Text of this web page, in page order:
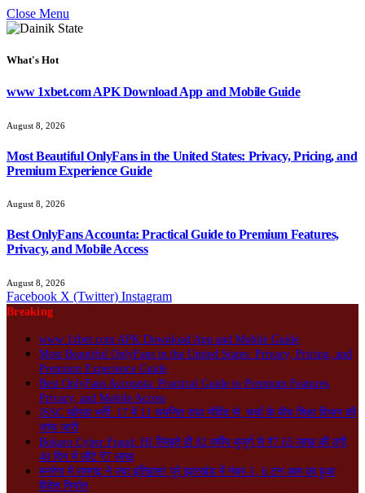
Close Menu
What's Hot
www 1xbet.com APK Download App and Mobile Guide
August 8, 2026
Most Beautiful OnlyFans in the United States: Privacy, Pricing, and
Premium Experience Guide
August 8, 2026
Best OnlyFans Accounta: Practical Guide to Premium Features,
Privacy, and Mobile Access
August 8, 2026
Facebook X (Twitter) Instagram
Breaking
www 1xbet.com APK Download App and Mobile Guide
Most Beautiful OnlyFans in the United States: Privacy, Pricing, and
Premium Experience Guide
Best OnlyFans Accounta: Practical Guide to Premium Features,
Privacy, and Mobile Access
JSSC खोरठा भर्ती: 17 में 11 चयनित राधा गोविंद से, चर्चा के बीच शिक्षा विभाग की
जांच जारी
Bokaro Cyber Fraud: HI लिखते ही 82 वर्षीय बुजुर्ग से ₹7.65 लाख की ठगी,
40 दिन में लौटे ₹7 लाख
मनरेगा में रामगढ़ ने रचा इतिहास! पूरे झारखंड में नंबर-1, 6 टन आम का हुआ
विदेश निर्यात